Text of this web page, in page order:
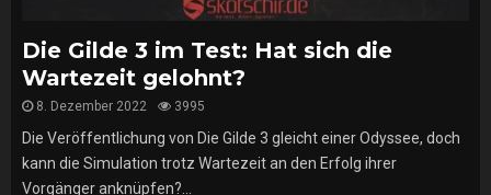
Die Gilde 3 im Test: Hat sich die
Wartezeit gelohnt?
8. Dezember 2022 3995
Die Veröffentlichung von Die Gilde 3 gleicht einer Odyssee, doch
kann die Simulation trotz Wartezeit an den Erfolg ihrer
Vorgänger anknüpfen?...